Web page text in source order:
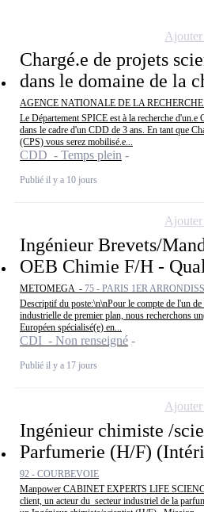
Chargé.e de projets
dans le domaine de la
AGENCE NATIONALE DE LA
Le Département SPICE est à la recherche d'un.e
dans le cadre d'un CDD de 3 ans. En tant que
(CPS) vous serez mobilisé.e...
CDD - Temps plein
Publié il y a 10 jours
Ingénieur Brevets/
OEB Chimie F/H -
METOMEGA - 75 - PARIS 1ER
Descriptif du poste:\n\nPour le compte de l'un
industrielle de premier plan, nous recherchons
Européen spécialisé(e) en...
CDI - Non renseigné
Publié il y a 17 jours
Ajouter
Ingénieur chimiste /
Parfumerie (H/F)
92 - COURBEVOIE
Manpower CABINET EXPERTS LIFE
client, un acteur du secteur industriel de la